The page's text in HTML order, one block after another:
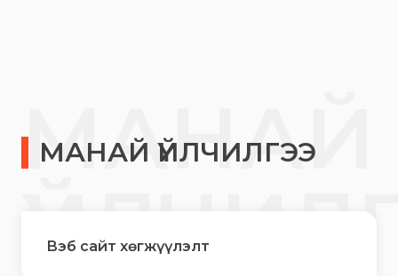
МАНАЙ ҮЙЛЧИЛГЭЭ
МАНАЙ
Вэб сайт хөгжүүлэлт